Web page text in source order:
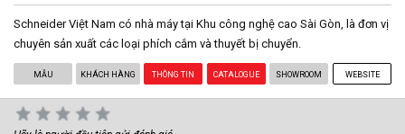
Schneider Việt Nam có nhà máy tại Khu công nghệ cao Sài Gòn, là đơn vị
chuyên sản xuất các loại phích cắm và thuyết bị chuyển.
MẪU KHÁCH HÀNG THÔNG TIN CATALOGUE SHOWROOM WEBSITE